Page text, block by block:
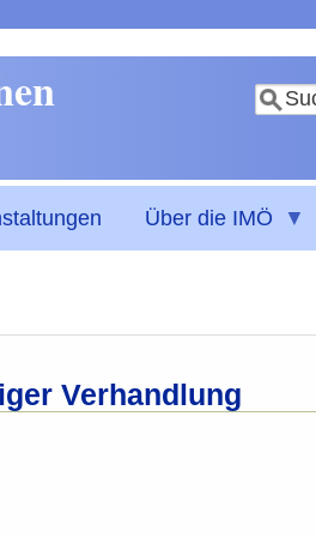
Suche
Über die IMÖ
Verhandlung